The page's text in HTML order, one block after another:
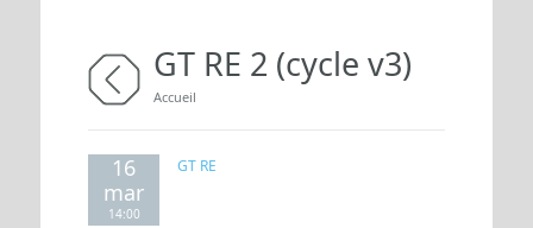
GT RE 2 (cycle v3)
Vous êtes ici
Accueil
16
mar
14:00
GT RE